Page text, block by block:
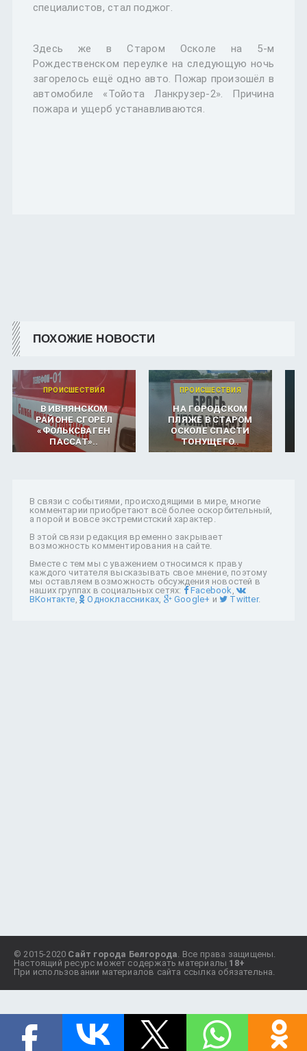
специалистов, стал поджог.
Здесь же в Старом Осколе на 5-м
Рождественском переулке на следующую ночь
загорелось ещё одно авто. Пожар произошёл в
автомобиле «Тойота Ланкрузер-2». Причина
пожара и ущерб устанавливаются.
ПОХОЖИЕ НОВОСТИ
ПРОИСШЕСТВИЯ
В ИВНЯНСКОМ
РАЙОНЕ СГОРЕЛ
«ФОЛЬКСВАГЕН
ПАССАТ»..
ПРОИСШЕСТВИЯ
НА ГОРОДСКОМ
ПЛЯЖЕ В СТАРОМ
ОСКОЛЕ СПАСТИ
ТОНУЩЕГО..
В связи с событиями, происходящими в мире, многие
комментарии приобретают всё более оскорбительный,
а порой и вовсе экстремистский характер.
В этой связи редакция временно закрывает
возможность комментирования на сайте.
Вместе с тем мы с уважением относимся к праву
каждого читателя высказывать свое мнение, поэтому
мы оставляем возможность обсуждения новостей в
наших группах в социальных сетях:
Facebook,
ВКонтакте, Одноклассниках, Google+ и Twitter.
© 2015-2020 Сайт города Белгорода. Все права защищены.
Настоящий ресурс может содержать материалы 18+
При использовании материалов сайта ссылка обязательна.